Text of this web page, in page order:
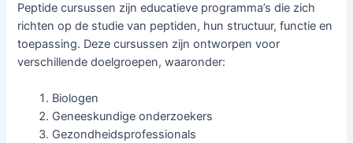
Peptide cursussen zijn educatieve programma’s die zich
richten op de studie van peptiden, hun structuur, functie en
toepassing. Deze cursussen zijn ontworpen voor
verschillende doelgroepen, waaronder:
Biologen
Geneeskundige onderzoekers
Gezondheidsprofessionals